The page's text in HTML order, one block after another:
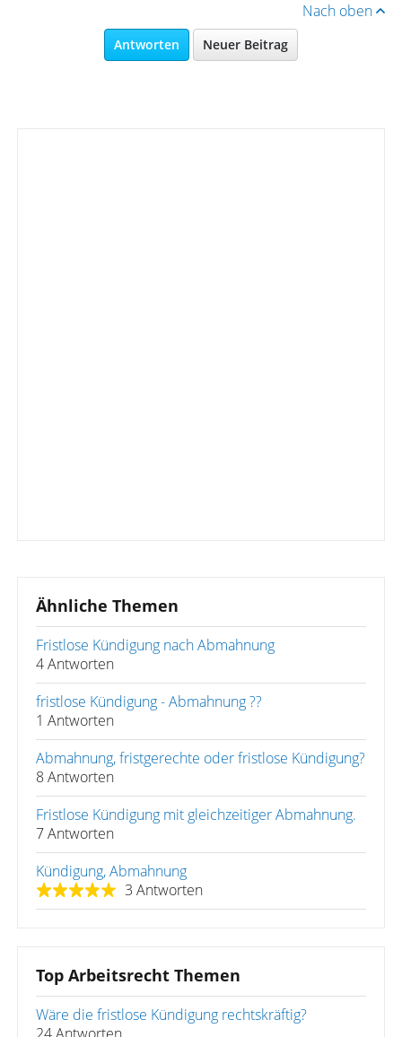
Nach oben
Antworten Neuer Beitrag
Ähnliche Themen
Fristlose Kündigung nach Abmahnung
4 Antworten
fristlose Kündigung - Abmahnung ??
1 Antworten
Abmahnung, fristgerechte oder fristlose Kündigung?
8 Antworten
Fristlose Kündigung mit gleichzeitiger Abmahnung.
7 Antworten
Kündigung, Abmahnung
3 Antworten
Top Arbeitsrecht Themen
Wäre die fristlose Kündigung rechtskräftig?